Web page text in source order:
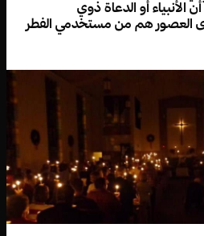
الأنبياء أو الدعاة ذوي
العصور هم من مستخدمي الفطر